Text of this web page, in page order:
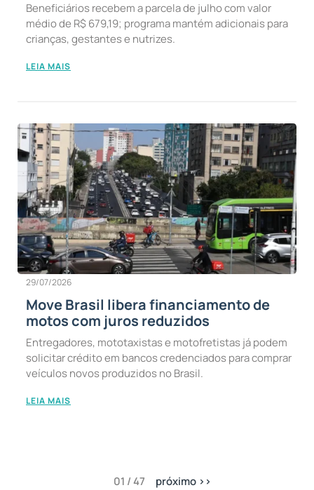
Beneficiários recebem a parcela de julho com valor
médio de R$ 679,19; programa mantém adicionais para
crianças, gestantes e nutrizes.
LEIA MAIS
29/07/2026
Move Brasil libera financiamento de
motos com juros reduzidos
Entregadores, mototaxistas e motofretistas já podem
solicitar crédito em bancos credenciados para comprar
veículos novos produzidos no Brasil.
LEIA MAIS
01 / 47 próximo >>